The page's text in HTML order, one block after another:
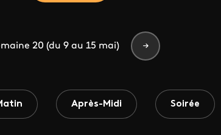
20 (du 9 au 15 mai)
Après-Midi Soirée